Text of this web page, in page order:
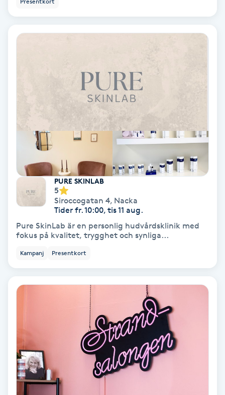
Barnklippning
Brynplockning
Bröllopsuppsättning
PURE SKINLAB
5
Siroccogatan 4, Nacka
Tider fr. 10:00, tis 11 aug.
Pure SkinLab är en personlig hudvårdsklinik med
fokus på kvalitet, trygghet och synliga...
Kampanj Presentkort